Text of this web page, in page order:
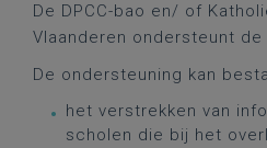
De DPCC-bao en/ of
Vlaanderen ondersteunt
De ondersteuning kan
het verstrekken van
scholen die bij het